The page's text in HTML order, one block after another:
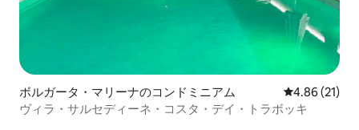
ボルガータ・マリーナのコンドミニアム レビュー21
4.86 (21)
ヴィラ・サルセディーネ・コスタ・デイ・トラボッキ